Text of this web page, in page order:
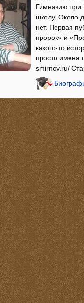
Гимназию при
школу. Около
нет. Первая
пророк» и
какого-то
просто имена
smirnov.ru/